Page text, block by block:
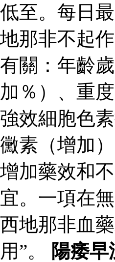
低至。每日
地那非不起
有關：年齡
加％）、重
強效細胞色
黴素（增加
增加藥效和
宜。一項在
西地那非血
用”。
陽痿早